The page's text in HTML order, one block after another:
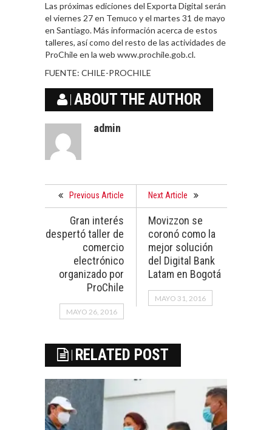
Las próximas ediciones del Exporta Digital serán
el viernes 27 en Temuco y el martes 31 de mayo
en Santiago. Más información acerca de estos
talleres, así como del resto de las actividades de
ProChile en la web www.prochile.gob.cl.
FUENTE: CHILE-PROCHILE
ABOUT THE AUTHOR
admin
Previous Article
Gran interés
despertó taller de
comercio
electrónico
organizado por
ProChile
MAYO 26, 2016
Next Article
Movizzon se
coronó como la
mejor solución
del Digital Bank
Latam en Bogotá
MAYO 31, 2016
RELATED POST